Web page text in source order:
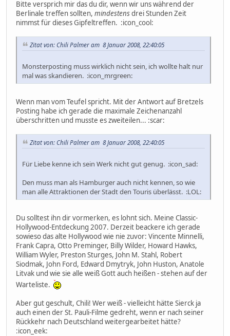
Bitte versprich mir das du dir, wenn wir uns während der
Berlinale treffen sollten, mindestensdrei Stunden Zeit
nimmst für dieses Gipfeltreffen. :icon_cool:
Zitat von: Chili Palmer am 8 Januar 2008, 22:40:05
Monsterposting muss wirklich nicht sein, ich wollte halt nur
mal was skandieren. :icon_mrgreen:
Wenn man vom Teufel spricht. Mit der Antwort auf Bretzels
Posting habe ich gerade die maximale Zeichenanzahl
überschritten und musste es zweiteilen... :scar:
Zitat von: Chili Palmer am 8 Januar 2008, 22:40:05
Für Liebe kenne ich sein Werk nicht gut genug. :icon_sad:
Den muss man als Hamburger auch nicht kennen, so wie
man alle Attraktionen der Stadt den Touris überlässt. :LOL:
Du solltest ihn dir vormerken, es lohnt sich. Meine Classic-
Hollywood-Entdeckung 2007. Derzeit beackere ich gerade
sowieso das alte Hollywood wie nie zuvor: Vincente Minnelli,
Frank Capra, Otto Preminger, Billy Wilder, Howard Hawks,
William Wyler, Preston Sturges, John M. Stahl, Robert
Siodmak, John Ford, Edward Dmytryk, John Huston, Anatole
Litvak und wie sie alle weiß Gott auch heißen - stehen auf der
Warteliste.
Aber gut geschult, Chili! Wer weiß - vielleicht hätte Sierck ja
auch einen der St. Pauli-Filme gedreht, wenn er nach seiner
Rückkehr nach Deutschland weitergearbeitet hätte?
:icon_eek: